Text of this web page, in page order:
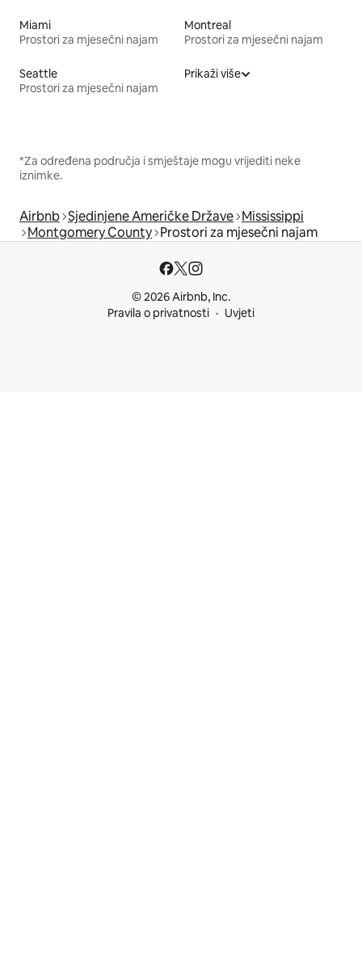
Miami
Prostori za mjesečni najam
Montreal
Prostori za mjesečni najam
Seattle
Prostori za mjesečni najam
Prikaži više
*Za određena područja i smještaje mogu vrijediti neke
iznimke.
Airbnb Sjedinjene Američke Države Mississippi
Montgomery County Prostori za mjesečni najam
© 2026 Airbnb, Inc.
Pravila o privatnosti
Uvjeti